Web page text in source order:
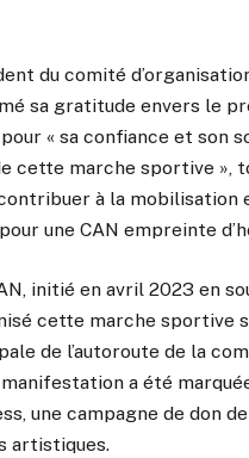
du comité
sa gratitude envers le
« sa confiance et son
cette marche sportive »,
à la mobilisation
une CAN empreinte
initié en avril 2023 en
cette marche sportive
de l’autoroute de la
manifestation a été
une campagne de don
artistiques.